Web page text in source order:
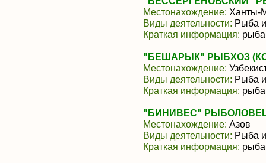
Местонахождение: Ханты-
Виды деятельности: Рыба
Краткая информация:
"БЕШАРЫК" РЫБХОЗ
Местонахождение:
Виды деятельности: Рыба
Краткая информация:
"БИНИВЕС"
Местонахождение: Азов
Виды деятельности: Рыба
Краткая информация: рыба